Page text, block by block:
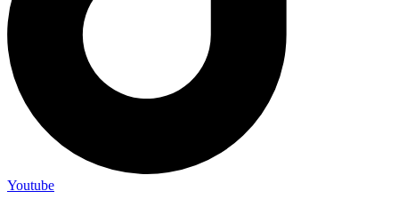
Youtube